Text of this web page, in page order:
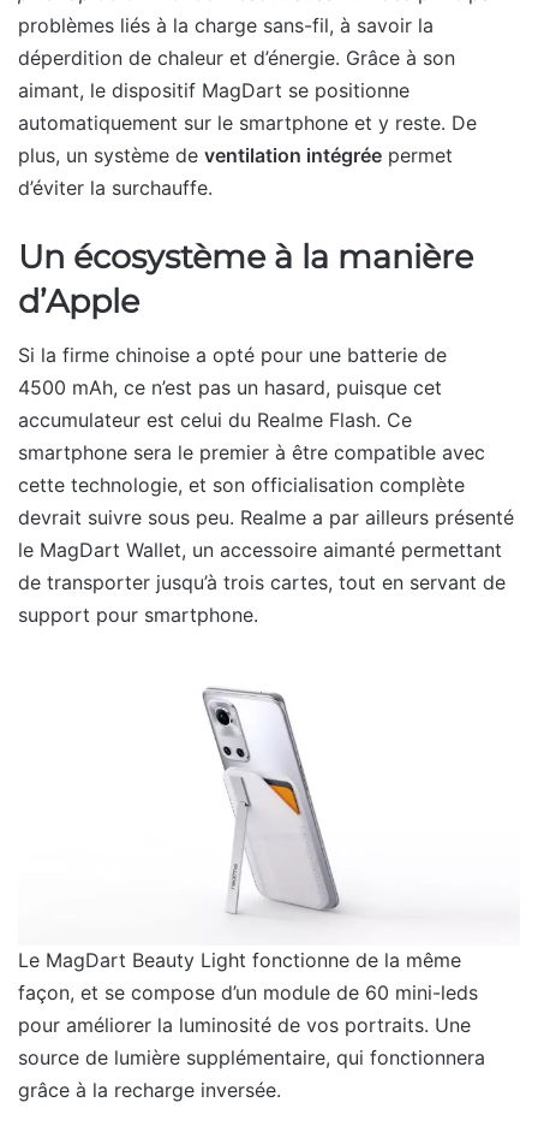
problèmes liés à la charge sans-fil, à savoir la
déperdition de chaleur et d’énergie. Grâce à son
aimant, le dispositif MagDart se positionne
automatiquement sur le smartphone et y reste. De
plus, un système de ventilation intégrée permet
d’éviter la surchauffe.
Un écosystème à la manière
d’Apple
Si la firme chinoise a opté pour une batterie de
4500 mAh, ce n’est pas un hasard, puisque cet
accumulateur est celui du Realme Flash. Ce
smartphone sera le premier à être compatible avec
cette technologie, et son officialisation complète
devrait suivre sous peu. Realme a par ailleurs présenté
le MagDart Wallet, un accessoire aimanté permettant
de transporter jusqu’à trois cartes, tout en servant de
support pour smartphone.
Le MagDart Beauty Light fonctionne de la même
façon, et se compose d’un module de 60 mini-leds
pour améliorer la luminosité de vos portraits. Une
source de lumière supplémentaire, qui fonctionnera
grâce à la recharge inversée.